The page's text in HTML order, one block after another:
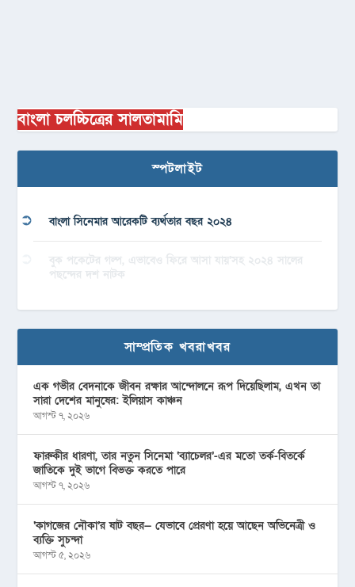
বাংলা চলচ্চিত্রের সালতামামি
স্পটলাইট
বাংলা সিনেমার আরেকটি ব্যর্থতার বছর ২০২৪
বুক পকেটের গল্প, এভাবেও ফিরে আসা যায়’সহ ২০২৪ সালের
পছন্দের দশ নাটক
সাম্প্রতিক খবরাখবর
এক গভীর বেদনাকে জীবন রক্ষার আন্দোলনে রূপ দিয়েছিলাম, এখন তা
সারা দেশের মানুষের: ইলিয়াস কাঞ্চন
আগস্ট ৭, ২০২৬
ফারুকীর ধারণা, তার নতুন সিনেমা ‘ব্যাচেলর’-এর মতো তর্ক-বিতর্কে
জাতিকে দুই ভাগে বিভক্ত করতে পারে
আগস্ট ৭, ২০২৬
‘কাগজের নৌকা’র ষাট বছর— যেভাবে প্রেরণা হয়ে আছেন অভিনেত্রী ও
ব্যক্তি সুচন্দা
আগস্ট ৫, ২০২৬